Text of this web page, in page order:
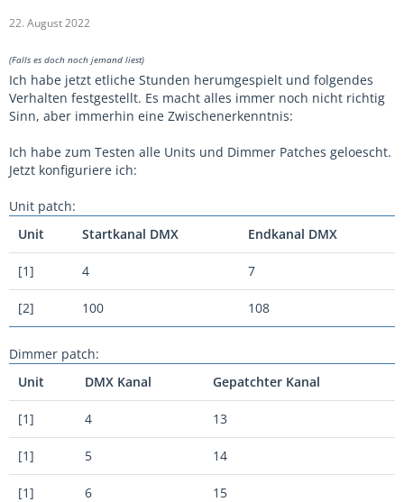
22. August 2022
(Falls es doch noch jemand liest)
Ich habe jetzt etliche Stunden herumgespielt und folgendes
Verhalten festgestellt. Es macht alles immer noch nicht richtig
Sinn, aber immerhin eine Zwischenerkenntnis:
Ich habe zum Testen alle Units und Dimmer Patches geloescht.
Jetzt konfiguriere ich:
Unit patch:
Unit
Startkanal DMX Endkanal DMX
[1] 4 7
[2] 100 108
Dimmer patch:
Unit
DMX Kanal Gepatchter Kanal
[1] 4 13
[1] 5 14
[1] 6 15